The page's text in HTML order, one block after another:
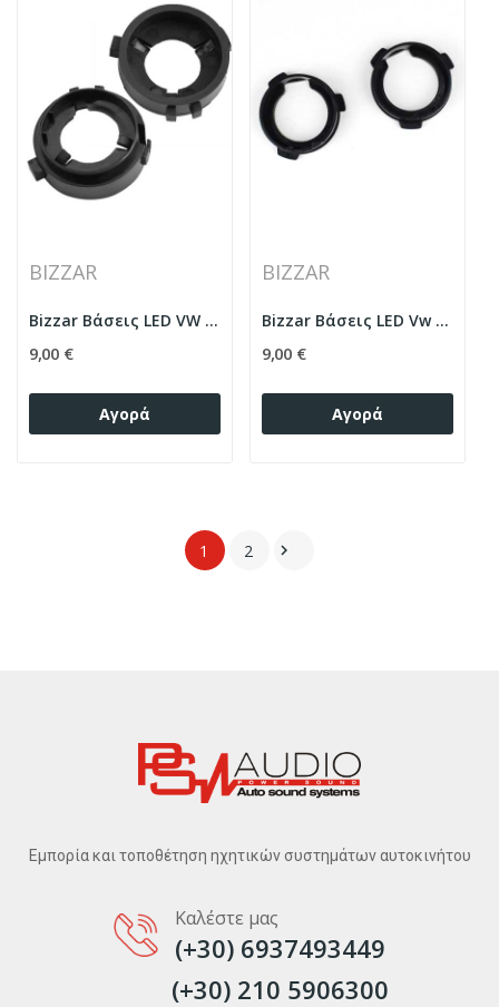
BIZZAR
Bizzar Βάσεις LED VW Golf 6 Scirocco
9,00 €
Αγορά
BIZZAR
Bizzar Βάσεις LED Vw Polo Tiguan
9,00 €
Αγορά
1 2 
Εμπορία και τοποθέτηση ηχητικών συστημάτων αυτοκινήτου
Καλέστε μας
(+30) 6937493449
(+30) 210 5906300